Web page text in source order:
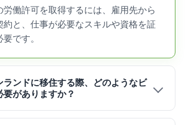
労働許可を取得するには、雇用先から
約と、仕事が必要なスキルや資格を証
です。
ランドに移住する際、どのようなビ
がありますか？